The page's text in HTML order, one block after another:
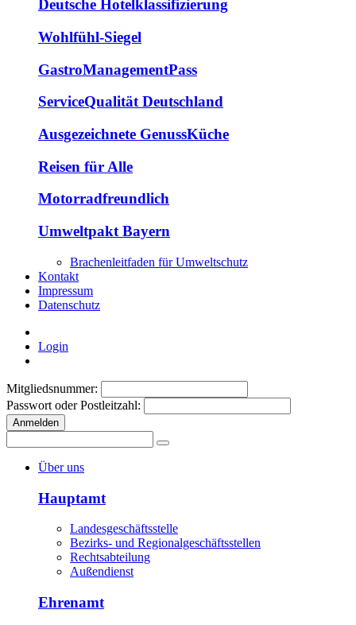
Deutsche Hotelklassifizierung
Wohlfühl-Siegel
GastroManagementPass
ServiceQualität Deutschland
Ausgezeichnete GenussKüche
Reisen für Alle
Motorradfreundlich
Umweltpakt Bayern
Brachenleitfaden für Umweltschutz
Kontakt
Impressum
Datenschutz
Login
Mitgliedsnummer:
Passwort oder Postleitzahl:
Anmelden
Über uns
Hauptamt
Landesgeschäftsstelle
Bezirks- und Regionalgeschäftsstellen
Rechtsabteilung
Außendienst
Ehrenamt